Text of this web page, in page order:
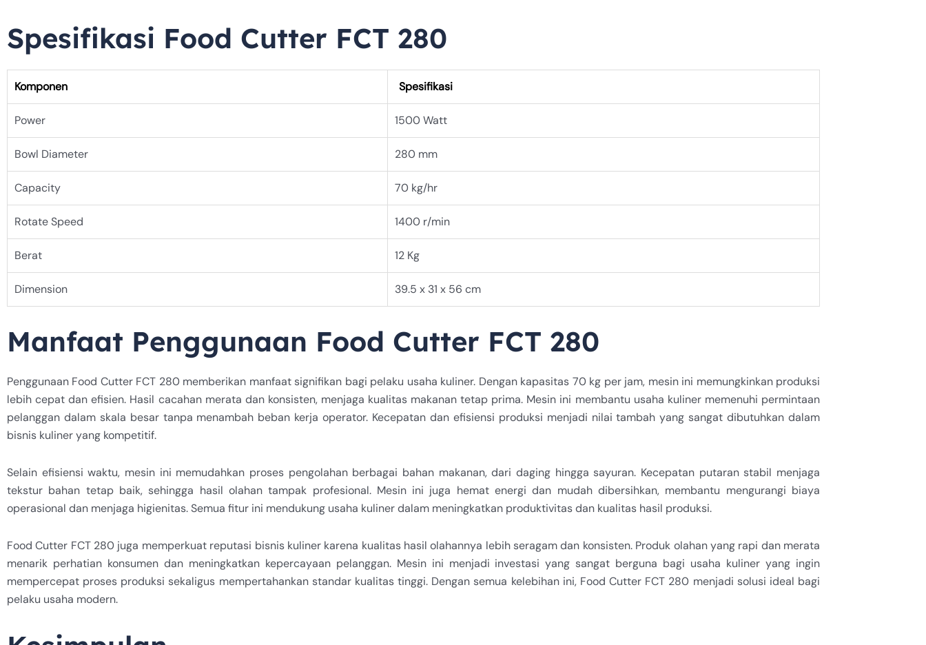
Spesifikasi Food Cutter FCT 280
Komponen Spesifikasi
Power 1500 Watt
Bowl Diameter 280 mm
Capacity 70 kg/hr
Rotate Speed 1400 r/min
Berat 12 Kg
Dimension 39.5 x 31 x 56 cm
Manfaat Penggunaan Food Cutter FCT 280
Penggunaan Food Cutter FCT 280 memberikan manfaat signifikan bagi pelaku usaha kuliner. Dengan kapasitas 70 kg per jam, mesin ini memungkinkan produksi
lebih cepat dan efisien. Hasil cacahan merata dan konsisten, menjaga kualitas makanan tetap prima. Mesin ini membantu usaha kuliner memenuhi permintaan
pelanggan dalam skala besar tanpa menambah beban kerja operator. Kecepatan dan efisiensi produksi menjadi nilai tambah yang sangat dibutuhkan dalam
bisnis kuliner yang kompetitif.
Selain efisiensi waktu, mesin ini memudahkan proses pengolahan berbagai bahan makanan, dari daging hingga sayuran. Kecepatan putaran stabil menjaga
tekstur bahan tetap baik, sehingga hasil olahan tampak profesional. Mesin ini juga hemat energi dan mudah dibersihkan, membantu mengurangi biaya
operasional dan menjaga higienitas. Semua fitur ini mendukung usaha kuliner dalam meningkatkan produktivitas dan kualitas hasil produksi.
Food Cutter FCT 280 juga memperkuat reputasi bisnis kuliner karena kualitas hasil olahannya lebih seragam dan konsisten. Produk olahan yang rapi dan merata
menarik perhatian konsumen dan meningkatkan kepercayaan pelanggan. Mesin ini menjadi investasi yang sangat berguna bagi usaha kuliner yang ingin
mempercepat proses produksi sekaligus mempertahankan standar kualitas tinggi. Dengan semua kelebihan ini, Food Cutter FCT 280 menjadi solusi ideal bagi
pelaku usaha modern.